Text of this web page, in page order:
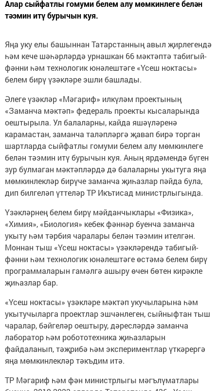
Алар сыйфатлы гомуми белем алу мөмкинлеге белән
тәэмин итү бурычын куя.
Яңа уку елы башыннан Татарстанның авыл җирлегендә
һәм кече шәһәрләрдә урнашкан 66 мәктәптә табигый-
фәнни һәм технологик юнәлештәге «Үсеш ноктасы»
белем бирү үзәкләре эшли башлады.
Әлеге үзәкләр «Мәгариф» илкүләм проектының
«Заманча мәктәп» федераль проекты кысаларында
оештырыла. Ул балаларны, кайда яшәүләренә
карамастан, заманча таләпләргә җавап бирә торган
шартларда сыйфатлы гомуми белем алу мөмкинлеге
белән тәэмин итү бурычын куя. Аның ярдәмендә бүген
зур булмаган мәктәпләрдә дә балаларны укытуга яңа
мөмкинлекләр бирүче заманча җиһазлар пәйда була,
дип билгеләп үттеләр ТР Икътисад министрлыгында.
Үзәкләрнең белем бирү мәйданчыклары «Физика»,
«Химия», «Биология» кебек фәннәр буенча заманча
укыту һәм тәрбия чаралары белән тәэмин ителгән.
Моннан тыш «Үсеш ноктасы» үзәкләрендә табигый-
фәнни һәм технологик юнәлештәге өстәмә белем бирү
программаларын гамәлгә ашыру өчен бөтен кирәкле
җиһазлар бар.
«Үсеш ноктасы» үзәкләре мәктәп укучыларына һәм
укытучыларга проектлар эшчәнлеген, сыйныфтан тыш
чаралар, бәйгеләр оештыру, дәресләрдә заманча
лаборатор һәм робототехника җиһазларын
файдаланып, тәҗрибә һәм экспериментлар үткәрергә
яңа мөмкинлекләр тәкъдим итә.
ТР Мәгариф һәм фән министрлыгы мәгълүматлары